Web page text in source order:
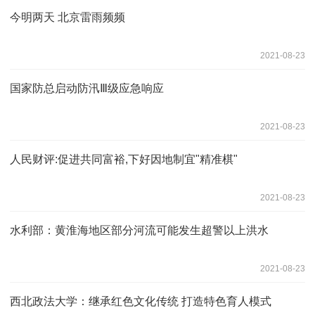
今明两天 北京雷雨频频
2021-08-23
国家防总启动防汛Ⅲ级应急响应
2021-08-23
人民财评:促进共同富裕,下好因地制宜"精准棋"
2021-08-23
水利部：黄淮海地区部分河流可能发生超警以上洪水
2021-08-23
西北政法大学：继承红色文化传统 打造特色育人模式